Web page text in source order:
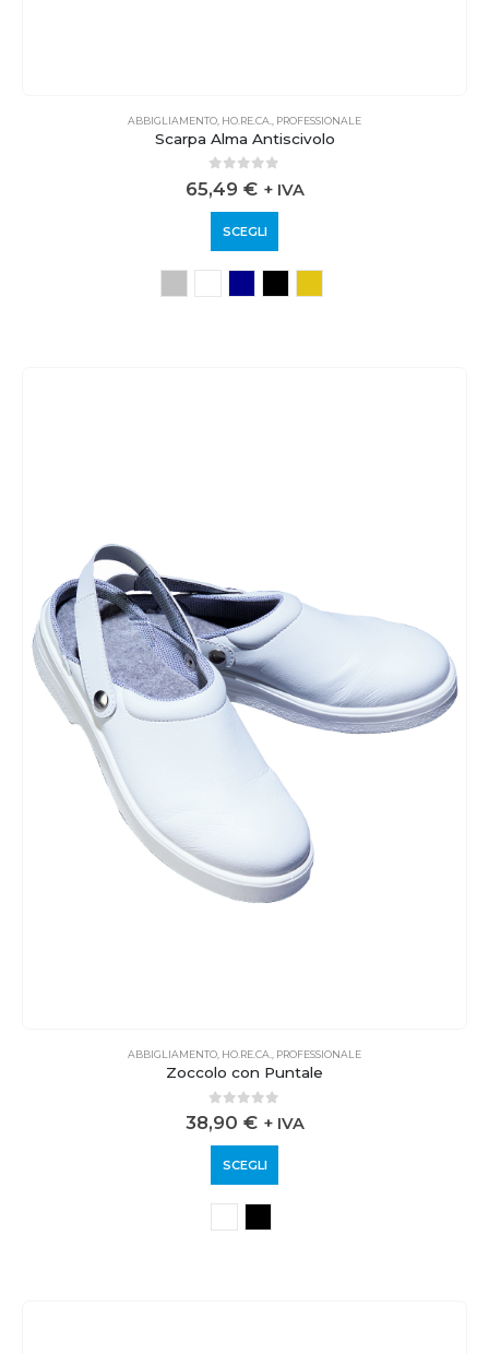
ABBIGLIAMENTO HO.RE.CA. PROFESSIONALE
Scarpa Alma Antiscivolo
0out of 5
65,49 € + IVA
SCEGLI
ABBIGLIAMENTO HO.RE.CA. PROFESSIONALE
Zoccolo con Puntale
0out of 5
38,90 € + IVA
SCEGLI